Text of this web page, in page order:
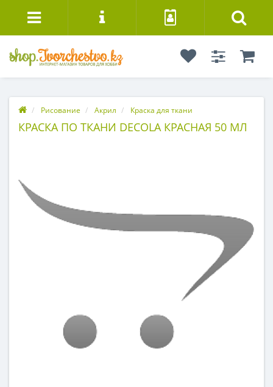
Рисование Акрил Краска для ткани
КРАСКА ПО ТКАНИ DECOLA КРАСНАЯ 50 МЛ